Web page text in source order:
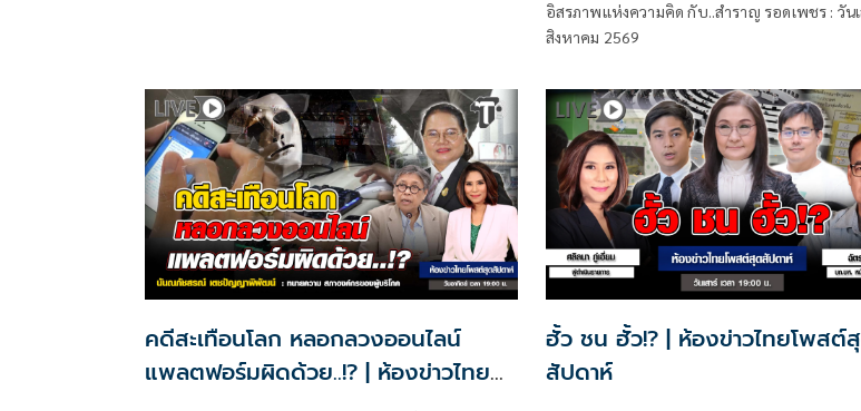
อิสรภาพแห่งความคิด กับ..สำรา
อิสรภาพแห่งความคิด กับ..สำราญ รอดเพชร : วัน
สิงหาคม 2569
คดีสะเทือนโลก หลอกลวงออนไลน์
แพลตฟอร์มผิดด้วย..!? | ห้องข่าวไทย
ฮั้ว ชน ฮั้ว!? | ห้องข่าวไทยโพสต์
สัปดาห์